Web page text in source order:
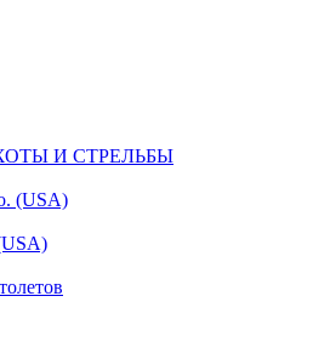
И СТРЕЛЬБЫ
(USA)